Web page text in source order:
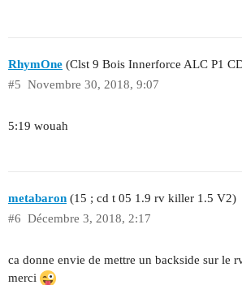
RhymOne (Clst 9 Bois Innerforce ALC P1
Novembre 30, 2018, 9:07
#5
5:19 wouah
metabaron (15 ; cd t 05 1.9 rv killer 1.5 V2)
Décembre 3, 2018, 2:17
#6
ca donne envie de mettre un backside sur le
merci